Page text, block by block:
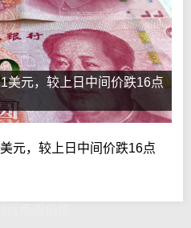
美元，较上日中间价跌16点
元，较上日中间价跌16点